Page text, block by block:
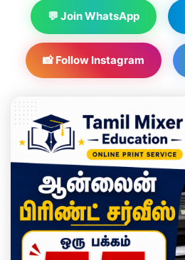
💬 Join WhatsApp
📸 Follow Instagram